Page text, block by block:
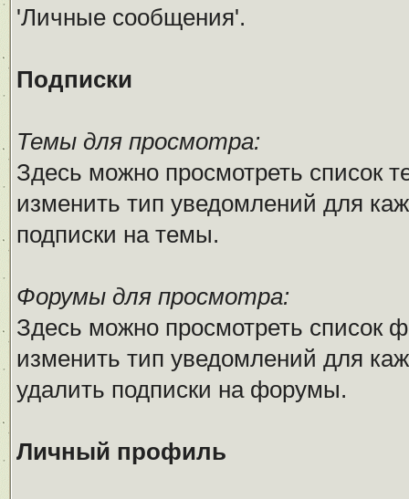
'Личные сообщения'.
Подписки
Темы для просмотра:
Здесь можно просмотреть список
изменить тип уведомлений для
подписки на темы.
Форумы для просмотра:
Здесь можно просмотреть список
изменить тип уведомлений для
удалить подписки на форумы.
Личный профиль